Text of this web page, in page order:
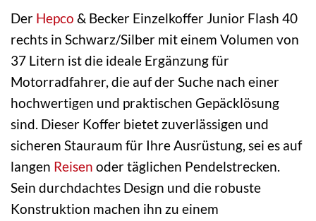
Der Hepco & Becker Einzelkoffer Junior Flash 40
rechts in Schwarz/Silber mit einem Volumen von
37 Litern ist die ideale Ergänzung für
Motorradfahrer, die auf der Suche nach einer
hochwertigen und praktischen Gepäcklösung
sind. Dieser Koffer bietet zuverlässigen und
sicheren Stauraum für Ihre Ausrüstung, sei es auf
langen Reisen oder täglichen Pendelstrecken.
Sein durchdachtes Design und die robuste
Konstruktion machen ihn zu einem